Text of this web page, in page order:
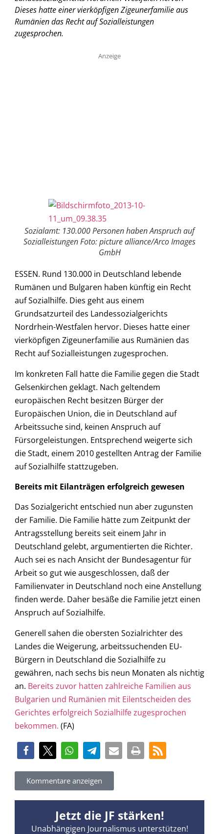
Dieses hatte einer vierköpfigen Zigeunerfamilie aus
Rumänien das Recht auf Sozialleistungen
zugesprochen.
Anzeige
Sozialamt: 130.000 Personen haben Anspruch auf
Sozialleistungen Foto: picture alliance/Arco Images
GmbH
ESSEN. Rund 130.000 in Deutschland lebende
Rumänen und Bulgaren haben künftig ein Recht
auf Sozialhilfe. Dies geht aus einem
Grundsatzurteil des Landessozialgerichts
Nordrhein-Westfalen hervor. Dieses hatte einer
vierköpfigen Zigeunerfamilie aus Rumänien das
Recht auf Sozialleistungen zugesprochen.
Im konkreten Fall hatte die Familie gegen die Stadt
Gelsenkirchen geklagt. Nach geltendem
europäischen Recht besitzen Bürger der
Europäischen Union, die in Deutschland auf
Arbeitssuche sind, keinen Anspruch auf
Fürsorgeleistungen. Entsprechend weigerte sich
die Stadt, einem 2010 gestellten Antrag der Familie
auf Sozialhilfe stattzugeben.
Bereits mit Eilanträgen erfolgreich gewesen
Das Sozialgericht entschied nun aber zugunsten
der Familie. Die Familie hätte zum Zeitpunkt der
Antragsstellung bereits seit einem Jahr in
Deutschland gelebt, argumentierten die Richter.
Auch sei es nach Ansicht der Bundesagentur für
Arbeit so gut wie ausgeschlossen, daß der
Familienvater in Deutschland noch eine Anstellung
finden werde. Daher besäße die Familie jetzt einen
Anspruch auf Sozialhilfe.
Generell sahen die obersten Sozialrichter des
Landes die Weigerung, arbeitssuchenden EU-
Bürgern in Deutschland die Sozialhilfe zu
gewähren, nach sechs bis neun Monaten als nichtig
an. Bereits zuvor hatten zahlreiche Familien aus
Bulgarien und Rumänien mit Eilentscheiden des
Gerichtes erfolgreich Sozialhilfe zugesprochen
bekommen. (FA)
Kommentare anzeigen
Jetzt die JF stärken!
Unabhängigen Journalismus unterstützen!